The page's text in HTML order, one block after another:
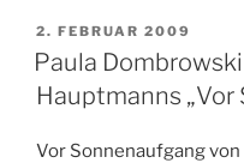
VERÖFFENTLICHT
AM
2. FEBRUAR 2009
Paula
Hauptmanns
Vor Sonnenaufgang